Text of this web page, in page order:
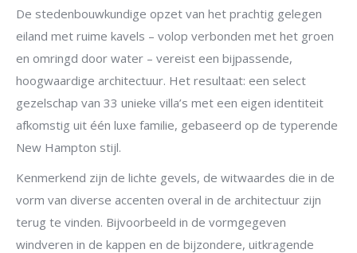
De stedenbouwkundige opzet van het prachtig gelegen
eiland met ruime kavels – volop verbonden met het groen
en omringd door water – vereist een bijpassende,
hoogwaardige architectuur. Het resultaat: een select
gezelschap van 33 unieke villa’s met een eigen identiteit
afkomstig uit één luxe familie, gebaseerd op de typerende
New Hampton stijl.
Kenmerkend zijn de lichte gevels, de witwaardes die in de
vorm van diverse accenten overal in de architectuur zijn
terug te vinden. Bijvoorbeeld in de vormgegeven
windveren in de kappen en de bijzondere, uitkragende